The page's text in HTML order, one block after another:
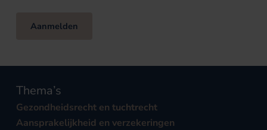
Aanmelden
Thema’s
Gezondheidsrecht en tuchtrecht
Aansprakelijkheid en verzekeringen